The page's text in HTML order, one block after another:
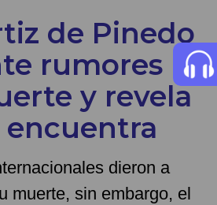
de Pinedo
rumores
y revela
encuentra
dieron a
muerte, sin embargo, el